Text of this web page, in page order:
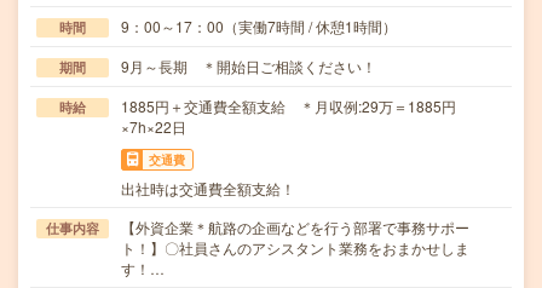
時間 9：00～17：00（実働7時間 / 休憩1時間）
期間 9月～長期 ＊開始日ご相談ください！
時給
1885円＋交通費全額支給 ＊月収例:29万＝1885円
×7h×22日
交通費
出社時は交通費全額支給！
仕事内容
【外資企業＊航路の企画などを行う部署で事務サポー
ト！】〇社員さんのアシスタント業務をおまかせしま
す！…